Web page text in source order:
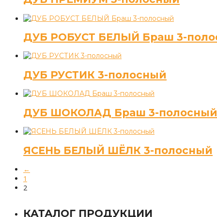
ДУБ РОБУСТ БЕЛЫЙ Браш 3-
ДУБ РУСТИК 3-полосный
ДУБ ШОКОЛАД Браш 3-полосный
ЯСЕНЬ БЕЛЫЙ ШЁЛК 3-полосный
←
1
2
КАТАЛОГ ПРОДУКЦИИ